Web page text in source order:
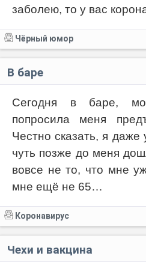
заболею, то у вас
Чёрный юмор
В баре
Сегодня в баре,
попросила меня
Честно сказать, я даже
чуть позже до меня
вовсе не то, что мне
мне ещё не 65…
Коронавирус
Чехи и вакцина